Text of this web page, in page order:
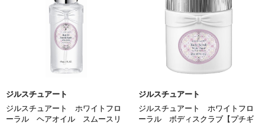
ジルスチュアート
ジルスチュアート ホワイトフロ
ーラル ヘアオイル スムースリ
ジルスチュアート
ジルスチュアート ホワイトフロ
ーラル ボディスクラブ【プチギ